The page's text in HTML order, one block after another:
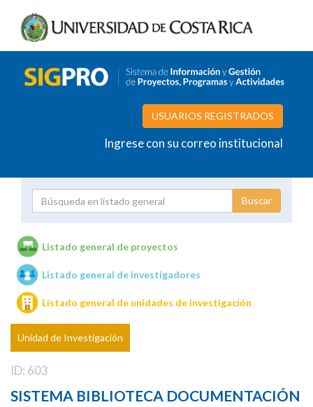
USUARIOS REGISTRADOS
Ingrese con su correo institucional
Unidades de investigación
Listado general de proyectos
Listado general de investigadores
Listado general de unidades de investigación
Unidad de Investigación
ID: 603
SISTEMA BIBLIOTECA DOCUMENTACIÓN